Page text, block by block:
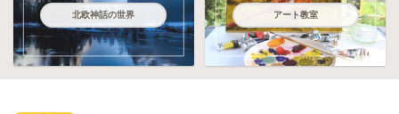
北欧神話の世界 アート教室